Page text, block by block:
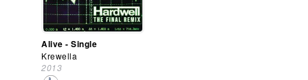
Alive - Single
Krewella
2013